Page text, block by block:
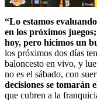
“Lo estamos
en los próximos
hoy, pero hicimos un
los próximos dos días
baloncesto en vivo, y
no es el sábado, con
decisiones se tomarán
que cubren a la